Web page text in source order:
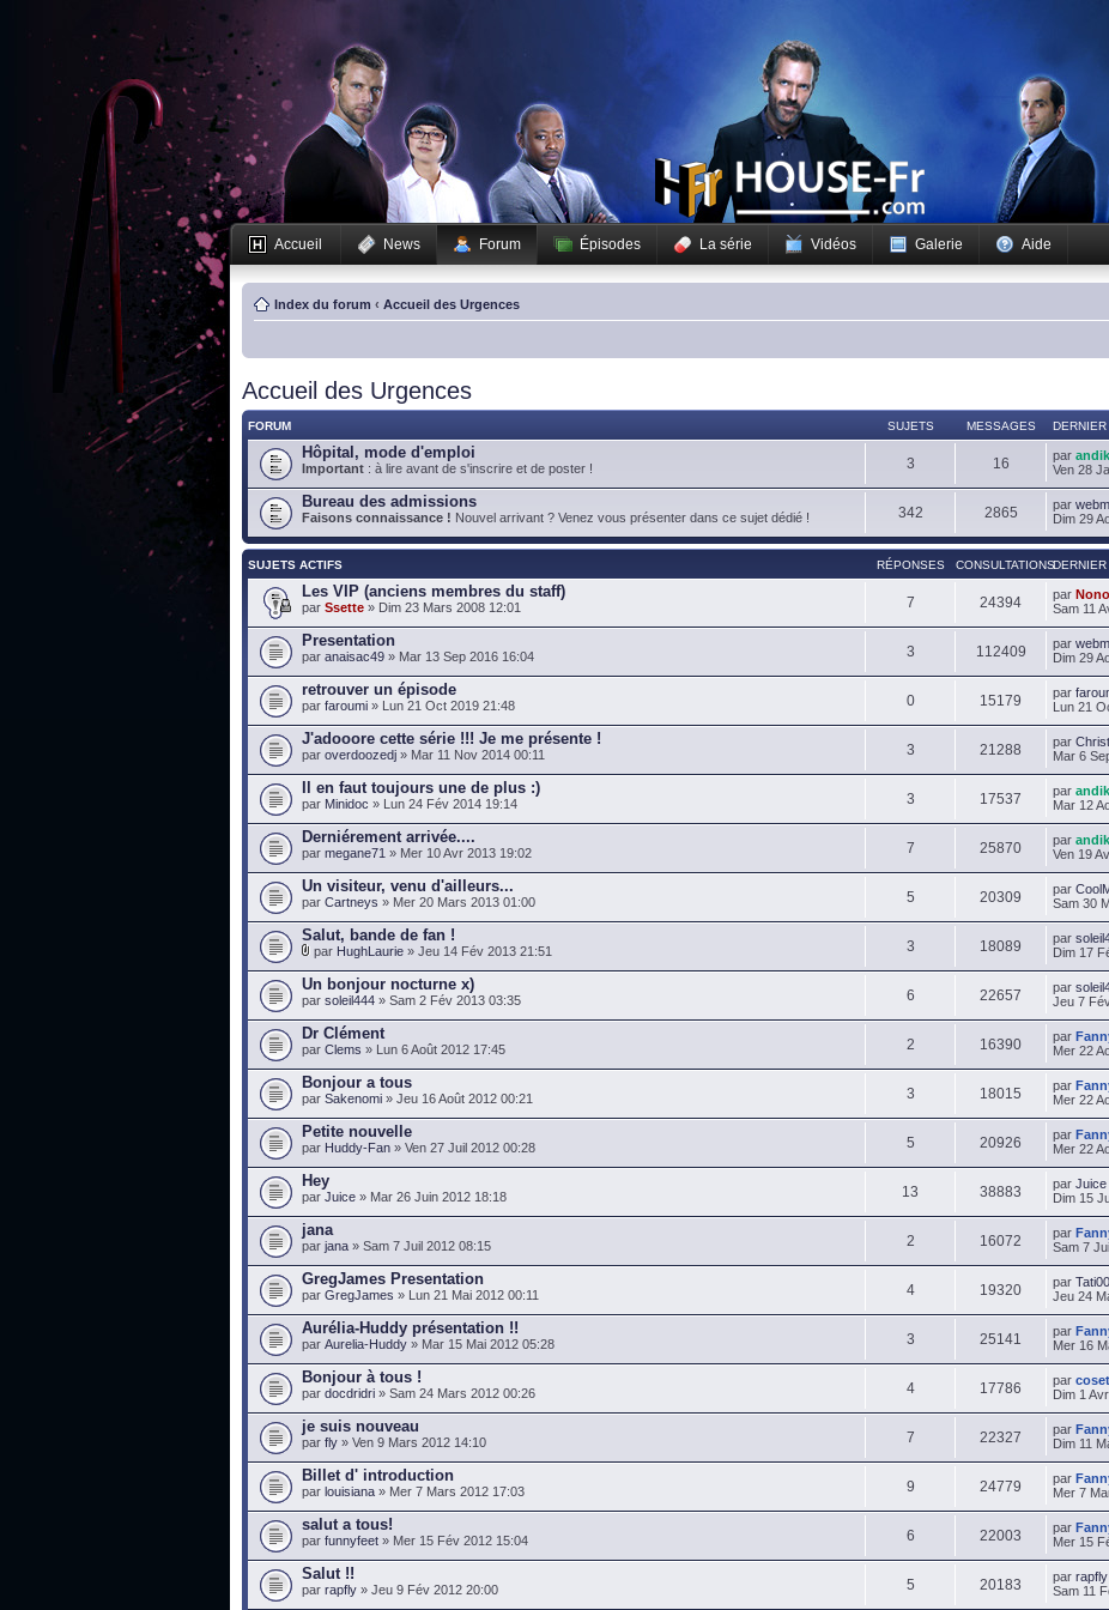
Accueil News Forum Épisodes La série Vidéos Galerie Aide
Index du forum ‹ Accueil des Urgences
Accueil des Urgences
FORUM SUJETS MESSAGES
Hôpital, mode d'emploi
Important : à lire avant de s'inscrire et de poster ! 3 16 par
Ven 28
Bureau des admissions
Faisons connaissance ! Nouvel arrivant ? Venez vous présenter dans ce sujet dédié ! 342 2865 par
Dim 29
SUJETS ACTIFS RÉPONSES CONSULTATIONS
Les VIP (anciens membres du staff)
par Ssette » Dim 23 Mars 2008 12:01 7 24394 par
Sam 11
Presentation
par anaisac49 » Mar 13 Sep 2016 16:04 3 112409 par
Dim 29
retrouver un épisode
par faroumi » Lun 21 Oct 2019 21:48 0 15179 par
Lun 21
J'adooore cette série !!! Je me présente !
par overdoozedj » Mar 11 Nov 2014 00:11 3 21288 par
Mar 6
Il en faut toujours une de plus :)
par Minidoc » Lun 24 Fév 2014 19:14 3 17537 par
Mar 12
Derniérement arrivée....
par megane71 » Mer 10 Avr 2013 19:02 7 25870 par
Ven 19
Un visiteur, venu d'ailleurs...
par Cartneys » Mer 20 Mars 2013 01:00 5 20309 par
Sam 30
Salut, bande de fan !
par HughLaurie » Jeu 14 Fév 2013 21:51 3 18089 par
Dim 17
Un bonjour nocturne x)
par soleil444 » Sam 2 Fév 2013 03:35 6 22657 par
Jeu 7
Dr Clément
par Clems » Lun 6 Août 2012 17:45 2 16390 par
Mer 22
Bonjour a tous
par Sakenomi » Jeu 16 Août 2012 00:21 3 18015 par
Mer 22
Petite nouvelle
par Huddy-Fan » Ven 27 Juil 2012 00:28 5 20926 par
Mer 22
Hey
par Juice » Mar 26 Juin 2012 18:18 13 38883 par Juice
Dim 15
jana
par jana » Sam 7 Juil 2012 08:15 2 16072 par
Sam 7
GregJames Presentation
par GregJames » Lun 21 Mai 2012 00:11 4 19320 par
Jeu 24
Aurélia-Huddy présentation !!
par Aurelia-Huddy » Mar 15 Mai 2012 05:28 3 25141 par
Mer 16
Bonjour à tous !
par docdridri » Sam 24 Mars 2012 00:26 4 17786 par
Dim 1
je suis nouveau
par fly » Ven 9 Mars 2012 14:10 7 22327 par
Dim 11
Billet d' introduction
par louisiana » Mer 7 Mars 2012 17:03 9 24779 par
Mer 7
salut a tous!
par funnyfeet » Mer 15 Fév 2012 15:04 6 22003 par
Mer 15
Salut !!
par rapfly » Jeu 9 Fév 2012 20:00 5 20183 par rapfly
Sam 11